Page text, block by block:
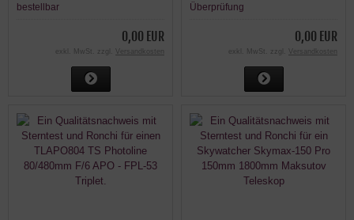
bestellbar
0,00 EUR
exkl. MwSt. zzgl. Versandkosten
Überprüfung
0,00 EUR
exkl. MwSt. zzgl. Versandkosten